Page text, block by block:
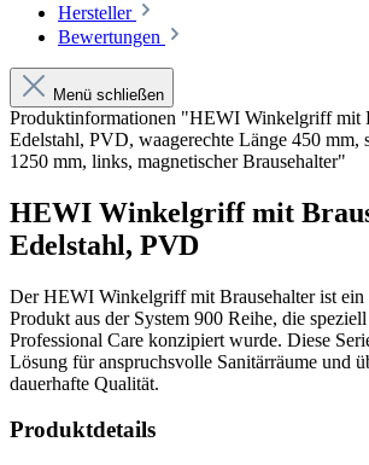
Hersteller
Bewertungen
Menü schließen
Produktinformationen "HEWI Winkelgriff mit
Edelstahl, PVD, waagerechte Länge 450 mm,
1250 mm, links, magnetischer Brausehalter"
HEWI Winkelgriff mit
Edelstahl, PVD
Der HEWI Winkelgriff mit Brausehalter ist ein
Produkt aus der System 900 Reihe, die
Professional Care konzipiert wurde. Diese
Lösung für anspruchsvolle Sanitärräume und
dauerhafte Qualität.
Produktdetails